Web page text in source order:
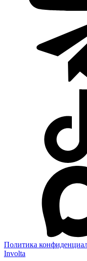
Политика
Involta